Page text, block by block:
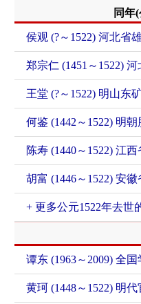
同年
侯观 (?～1522) 河北省
郑宗仁 (1451～1522)
王堂 (?～1522) 明山东
何鉴 (1442～1522) 明
陈寿 (1440～1522) 江
胡富 (1446～1522) 安
+ 更多公元1522年去世
谭东 (1963～2009) 全
黄珂 (1448～1522) 明代